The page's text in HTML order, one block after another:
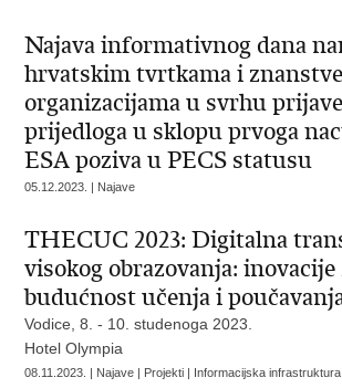
Najava informativnog dana
hrvatskim tvrtkama i
organizacijama u svrhu
prijedloga u sklopu prvoga
ESA poziva u PECS statusu
05.12.2023. | Najave
THECUC 2023: Digitalna
visokog obrazovanja: inovacije
budućnost učenja i
Vodice, 8. - 10. studenoga 2023.
Hotel Olympia
08.11.2023. | Najave | Projekti | Informacijska infrastruktura